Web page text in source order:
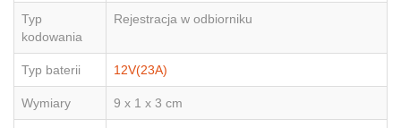
Typ
kodowania
Rejestracja w odbiorniku
Typ baterii 12V(23A)
Wymiary 9 x 1 x 3 cm